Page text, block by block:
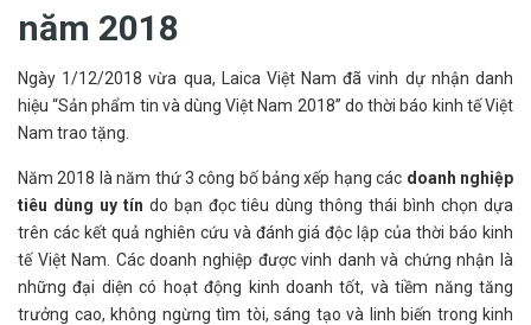
năm 2018
Ngày 1/12/2018 vừa qua, Laica Việt Nam đã vinh dự nhận danh
hiệu “Sản phẩm tin và dùng Việt Nam 2018” do thời báo kinh tế Việt
Nam trao tặng.
Năm 2018 là năm thứ 3 công bố bảng xếp hạng các doanh nghiệp
tiêu dùng uy tín do bạn đọc tiêu dùng thông thái bình chọn dựa
trên các kết quả nghiên cứu và đánh giá độc lập của thời báo kinh
tế Việt Nam. Các doanh nghiệp được vinh danh và chứng nhận là
những đại diện có hoạt động kinh doanh tốt, và tiềm năng tăng
trưởng cao, không ngừng tìm tòi, sáng tạo và linh biến trong kinh